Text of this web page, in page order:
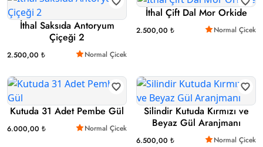
İthal Saksıda Antoryum
Çiçeği 2
2.500,00 ₺ Normal Çicek
İthal Çift Dal Mor Orkide
2.500,00 ₺ Normal Çicek
Kutuda 31 Adet Pembe Gül
6.000,00 ₺ Normal Çicek
Silindir Kutuda Kırmızı ve
Beyaz Gül Aranjmanı
6.500,00 ₺ Normal Çicek